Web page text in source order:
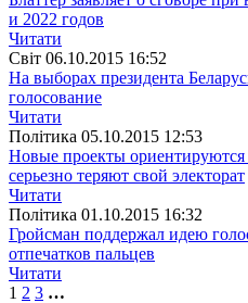
и 2022 годов
Читати
Свiт 06.10.2015 16:52
На выборах президента
голосование
Читати
Полiтика 05.10.2015 12:53
Новые проекты ориентируются
серьезно теряют свой электорат
Читати
Полiтика 01.10.2015 16:32
Гройсман поддержал идею
отпечатков пальцев
Читати
1 2 3 …